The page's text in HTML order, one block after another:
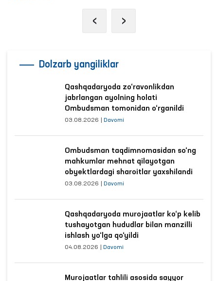
‹ ›
Dolzarb yangiliklar
Qashqadaryoda zo‘ravonlikdan
jabrlangan ayolning holati
Ombudsman tomonidan o‘rganildi
03.08.2026 Davomi
Ombudsman taqdimnomasidan so‘ng
mahkumlar mehnat qilayotgan
obyektlardagi sharoitlar yaxshilandi
03.08.2026 Davomi
Qashqadaryoda murojaatlar ko‘p kelib
tushayotgan hududlar bilan manzilli
ishlash yo‘lga qo‘yildi
04.08.2026 Davomi
Murojaatlar tahlili asosida sayyor